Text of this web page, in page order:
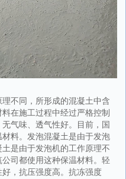
不同，所形成的混凝土中含
在施工过程中经过严格控制
气味、透气性好。目前，国
料。发泡混凝土是由于发泡
是由于发泡机的工作原理不
司都使用这种保温材料。轻
，抗压强度高。抗冻强度